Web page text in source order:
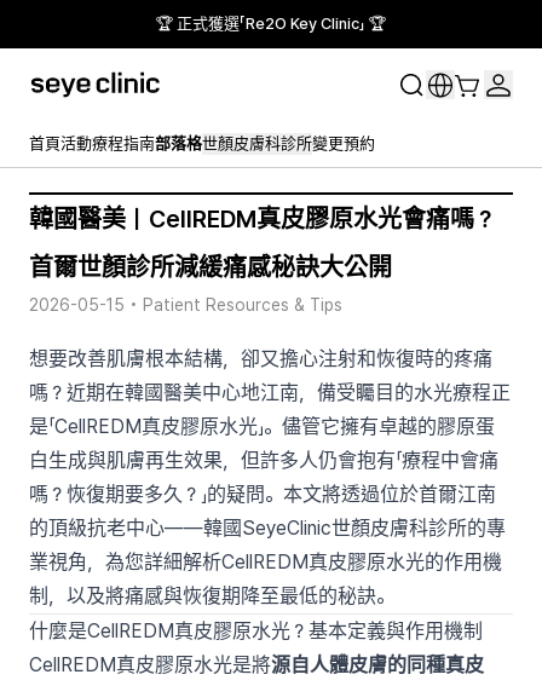
🏆 正式獲選「Re2O Key Clinic」 🏆
首頁活動療程指南部落格世顏皮膚科診所變更預約
韓國醫美｜CellREDM真皮膠原水光會痛嗎？
首爾世顏診所減緩痛感秘訣大公開
2026-05-15 • Patient Resources & Tips
想要改善肌膚根本結構，卻又擔心注射和恢復時的疼痛
嗎？近期在韓國醫美中心地江南，備受矚目的水光療程正
是「CellREDM真皮膠原水光」。儘管它擁有卓越的膠原蛋
白生成與肌膚再生效果，但許多人仍會抱有「療程中會痛
嗎？恢復期要多久？」的疑問。本文將透過位於首爾江南
的頂級抗老中心——韓國SeyeClinic世顏皮膚科診所的專
業視角，為您詳細解析CellREDM真皮膠原水光的作用機
制，以及將痛感與恢復期降至最低的秘訣。
什麼是CellREDM真皮膠原水光？基本定義與作用機制
CellREDM真皮膠原水光是將源自人體皮膚的同種真皮